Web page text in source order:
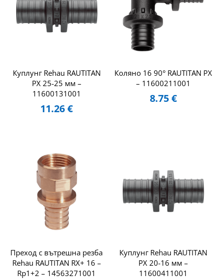
Куплунг Rehau RAUTITAN
PX 25-25 мм –
11600131001
11.26€
Коляно 16 90° RAUTITAN PX
– 11600211001
8.75€
Преход с вътрешна резба
Rehau RAUTITAN RX+ 16 –
Rp1+2 – 14563271001
Куплунг Rehau RAUTITAN
PX 20-16 мм –
11600411001